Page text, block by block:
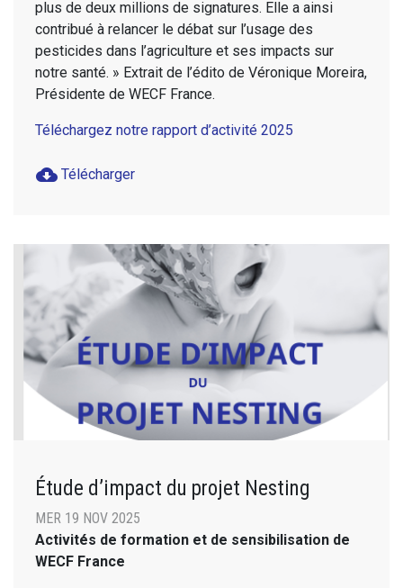
plus de deux millions de signatures. Elle a ainsi
contribué à relancer le débat sur l’usage des
pesticides dans l’agriculture et ses impacts sur
notre santé. » Extrait de l’édito de Véronique Moreira,
Présidente de WECF France.
Téléchargez notre rapport d’activité 2025
cloud_download Télécharger
Étude d’impact du projet Nesting
MER 19 NOV 2025
Activités de formation et de sensibilisation de
WECF France